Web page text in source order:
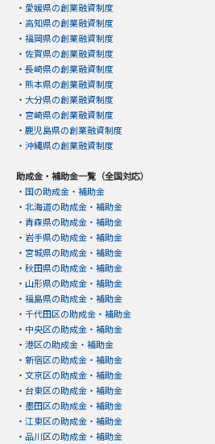
・ 愛媛県の創業融資制度
・ 高知県の創業融資制度
・ 福岡県の創業融資制度
・ 佐賀県の創業融資制度
・ 長崎県の創業融資制度
・ 熊本県の創業融資制度
・ 大分県の創業融資制度
・ 宮崎県の創業融資制度
・ 鹿児島県の創業融資制度
・ 沖縄県の創業融資制度
助成金・補助金一覧（全国対応）
・ 国の助成金・補助金
・ 北海道の助成金・補助金
・ 青森県の助成金・補助金
・ 岩手県の助成金・補助金
・ 宮城県の助成金・補助金
・ 秋田県の助成金・補助金
・ 山形県の助成金・補助金
・ 福島県の助成金・補助金
・ 千代田区の助成金・補助金
・ 中央区の助成金・補助金
・ 港区の助成金・補助金
・ 新宿区の助成金・補助金
・ 文京区の助成金・補助金
・ 台東区の助成金・補助金
・ 墨田区の助成金・補助金
・ 江東区の助成金・補助金
・ 品川区の助成金・補助金